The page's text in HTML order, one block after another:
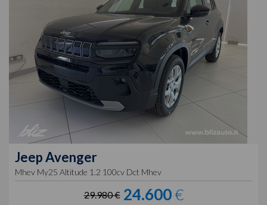
JeepAvenger
Mhev My25 Altitude 1.2 100cv Dct Mhev
29.980 € 24.600€